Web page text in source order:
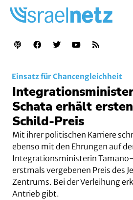
Einsatz für Chancengleichheit
Schata erhält
Schild-Preis
Mit ihrer politischen Karriere
ebenso mit den Ehrungen auf
Integrationsministerin
erstmals vergebenen Preis des
Zentrums. Bei der Verleihung
Antrieb gibt.